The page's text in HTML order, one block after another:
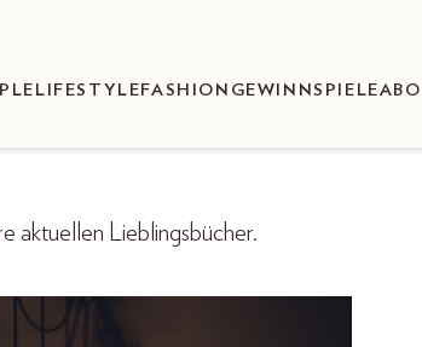
LIFESTYLEFASHION GEWINNSPIELEABO
aktuellen Lieblingsbücher.